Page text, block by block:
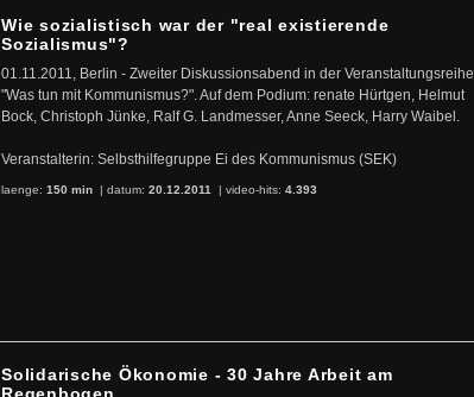
Wie sozialistisch war der "real existierende
Sozialismus"?
01.11.2011, Berlin - Zweiter Diskussionsabend in der Veranstaltungsreihe
"Was tun mit Kommunismus?". Auf dem Podium: renate Hürtgen, Helmut
Bock, Christoph Jünke, Ralf G. Landmesser, Anne Seeck, Harry Waibel.
Veranstalterin: Selbsthilfegruppe Ei des Kommunismus (SEK)
laenge: 150 min | datum: 20.12.2011 | video-hits: 4.393
Solidarische Ökonomie - 30 Jahre Arbeit am